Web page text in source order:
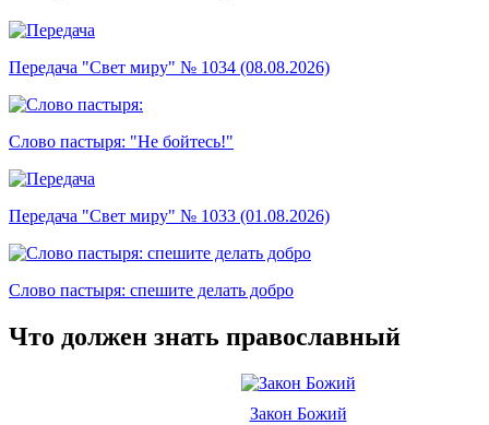
Передача "Свет миру" № 1034 (08.08.2026)
Слово пастыря: "Не бойтесь!"
Передача "Свет миру" № 1033 (01.08.2026)
Слово пастыря: спешите делать добро
Что должен знать православный
Закон Божий